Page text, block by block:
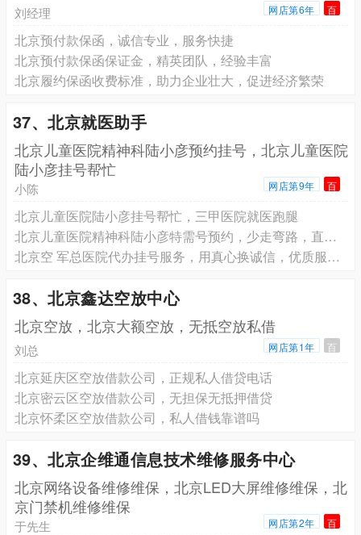
刘经理 网店第6年 百
北京预付款保函，诚信专业，服务快捷
北京预付款保函保证金，精英团队，经验丰富
北京履约保函收费标准，助力企业壮大，促进经济繁荣
37、北京就医助手
北京儿童医院精神科陆小彦预约挂号，北京儿童医院
陆小彦挂号帮忙
小陈 网店第9年 百
北京儿童医院陆小彦挂号帮忙，三甲医院就医跑腿
北京儿童医院精神科陆小彦特需号预约，少走弯路，直接找专家
北京空 军总医院代办挂号服务，用真心换诚信，优质服务请放心
38、北京鑫达空放中心
北京空放，北京大额空放，无抵空放私借
刘总 网店第1年 百
北京延庆区空放借款公司，正规私人借贷电话
北京密云区空放借款公司，无担保无抵押借贷
北京怀柔区空放借款公司，私人借钱靠谱吗
39、北京企维通信息技术维修服务中心
北京网络设备维修维保，北京LED大屏维修维保，北
京门禁机维修维保
于先生 网店第2年 百